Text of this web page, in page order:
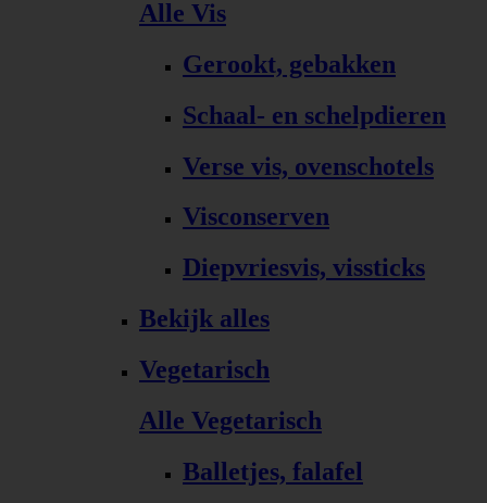
Alle Vis
Gerookt, gebakken
Schaal- en schelpdieren
Verse vis, ovenschotels
Visconserven
Diepvriesvis, vissticks
Bekijk alles
Vegetarisch
Alle Vegetarisch
Balletjes, falafel